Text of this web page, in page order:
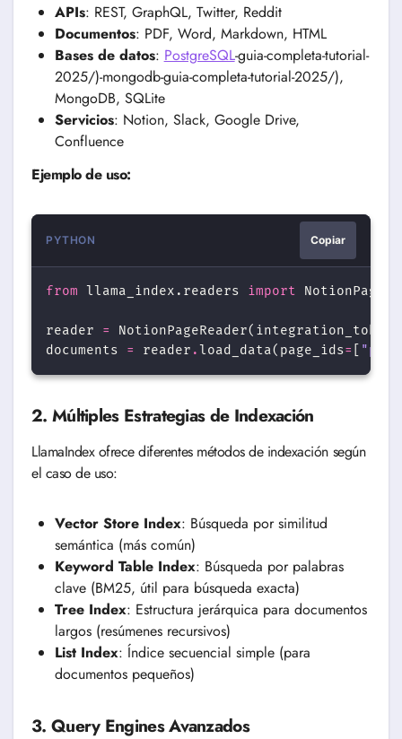
APIs: REST, GraphQL, Twitter, Reddit
Documentos: PDF, Word, Markdown, HTML
Bases de datos: PostgreSQL-guia-completa-tutorial-
2025/)-mongodb-guia-completa-tutorial-2025/),
MongoDB, SQLite
Servicios: Notion, Slack, Google Drive,
Confluence
Ejemplo de uso:
PYTHON Copiar
from llama_index.readers import
reader = NotionPageReader(integration_token
documents
= reader .load_data(page_ids=
2. Múltiples Estrategias de Indexación
LlamaIndex ofrece diferentes métodos de indexación según
el caso de uso:
Vector Store Index: Búsqueda por similitud
semántica (más común)
Keyword Table Index: Búsqueda por palabras
clave (BM25, útil para búsqueda exacta)
Tree Index: Estructura jerárquica para documentos
largos (resúmenes recursivos)
List Index: Índice secuencial simple (para
documentos pequeños)
3. Query Engines Avanzados